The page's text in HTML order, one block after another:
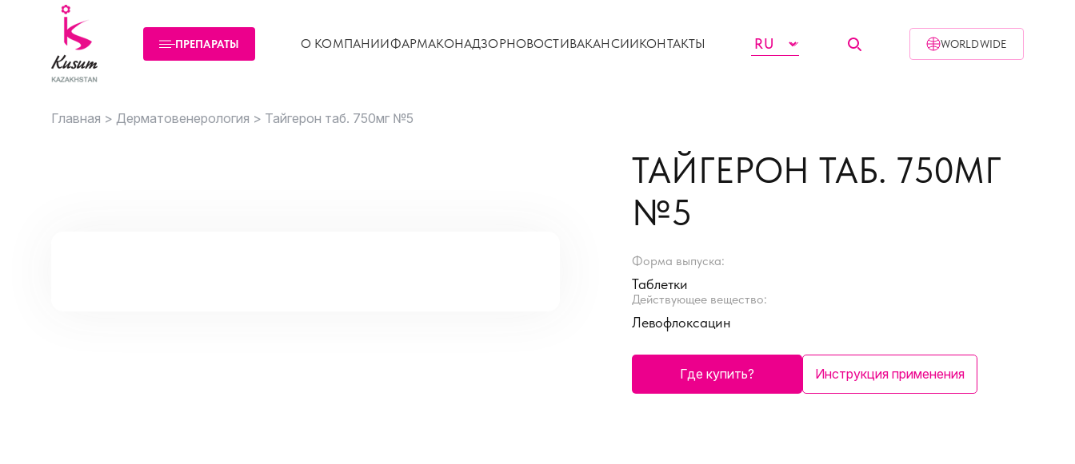
ПРЕПАРАТЫ О КОМПАНИИФАРМАКОНАДЗОРНОВОСТИВАКАНСИИКОНТАКТЫ WORLDWIDE
Главная > Дерматовенерология > Тайгерон таб. 750мг №5
ТАЙГЕРОН ТАБ. 750МГ
№5
Форма выпуска:
Таблетки
Действующее вещество:
Левофлоксацин
Где купить? Инструкция применения